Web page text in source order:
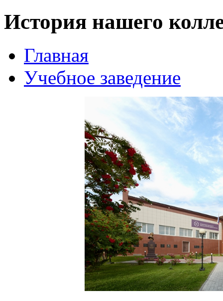
История нашего
Главная
Учебное заведение